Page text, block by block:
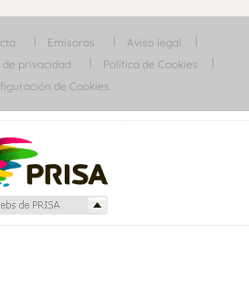
Emisoras
Aviso legal
de privacidad
Política de Cookies
de Cookies